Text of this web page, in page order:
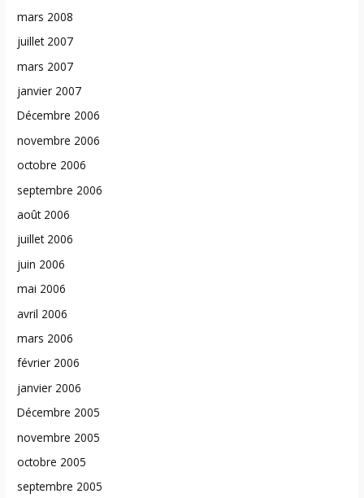
mars 2008
juillet 2007
mars 2007
janvier 2007
Décembre 2006
novembre 2006
octobre 2006
septembre 2006
août 2006
juillet 2006
juin 2006
mai 2006
avril 2006
mars 2006
février 2006
janvier 2006
Décembre 2005
novembre 2005
octobre 2005
septembre 2005